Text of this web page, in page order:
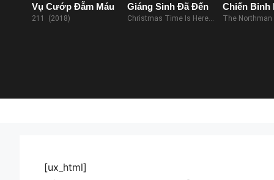
Vụ Cướp Đẫm Máu
211 (2018)
Giáng Sinh Đã Đến
Christmas Time Is Here
Chiến Binh
Bắc
The